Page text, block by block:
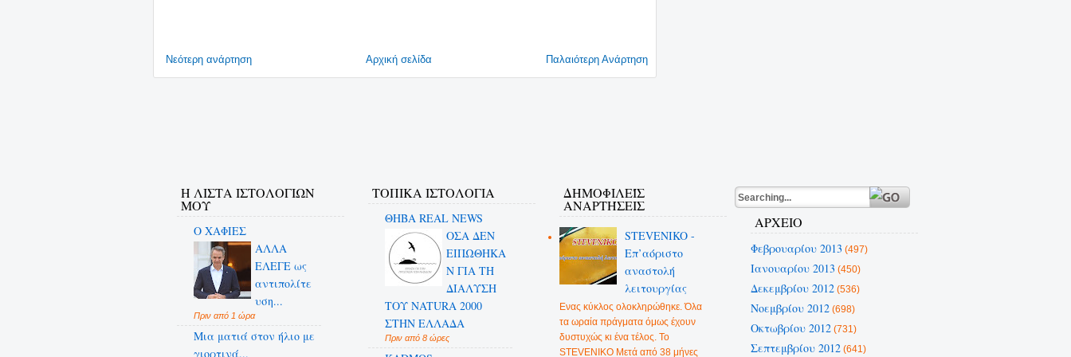
Νεότερη ανάρτηση Παλαιότερη Ανάρτηση
Αρχική σελίδα
Η ΛΙΣΤΑ ΙΣΤΟΛΟΓΙΩΝ
ΜΟΥ
Ο ΧΑΦΙΕΣ
ΑΛΛΑ
ΕΛΕΓΕ ως
αντιπολίτε
υση...
Πριν από 1 ώρα
Μια ματιά στον ήλιο με
γιορτινά...
ΤΟΠΙΚΑ ΙΣΤΟΛΟΓΙΑ
ΘΗΒΑ REAL NEWS
ΟΣΑ ΔΕN
ΕΙΠΩΘΗΚΑ
Ν ΓΙΑ ΤΗ
ΔΙΑΛΥΣΗ
ΤΟΥ NATURA 2000
ΣΤΗΝ ΕΛΛΑΔΑ
Πριν από 8 ώρες
ΔΗΜΟΦΙΛΕΊΣ
ΑΝΑΡΤΉΣΕΙΣ
STEVENIKO -
Επ’αόριστο
αναστολή
λειτουργίας
Ενας κύκλος ολοκληρώθηκε. Όλα
τα ωραία πράγματα όμως έχουν
δυστυχώς κι ένα τέλος. Το
STEVENIKO Μετά από 38 μήνες
ΑΡΧΕΙΟ
Φεβρουαρίου 2013 (497)
Ιανουαρίου 2013 (450)
Δεκεμβρίου 2012(536)
Νοεμβρίου 2012(698)
Οκτωβρίου 2012(731)
Σεπτεμβρίου 2012(641)